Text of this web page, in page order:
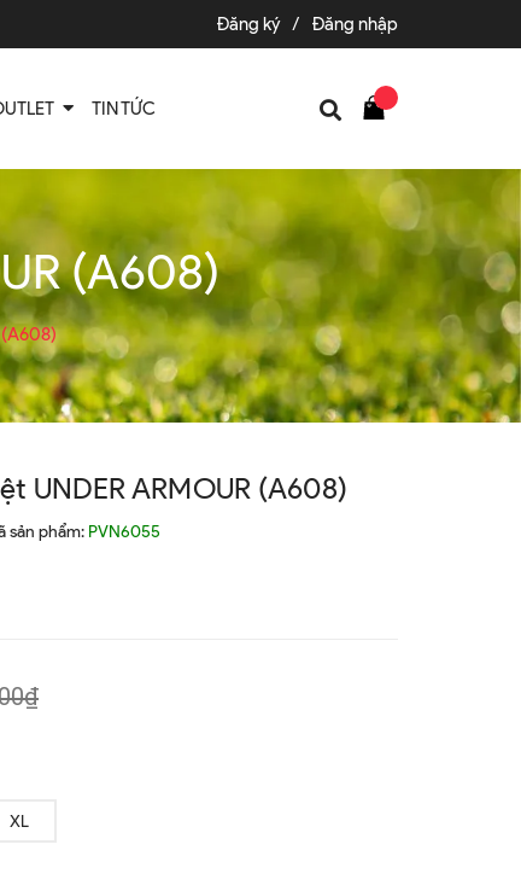
Đăng ký / Đăng nhập
TIN TỨC
(A608)
(A608)
UNDER ARMOUR (A608)
sản phẩm: PVN6055
XL